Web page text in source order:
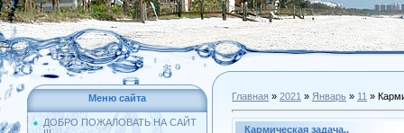
Меню сайта
ДОБРО ПОЖАЛОВАТЬ НА САЙТ
Главная » 2021 » Январь » 11 »
Кармическая задача..